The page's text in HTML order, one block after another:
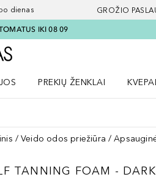
dienas GROŽIO
IKI 08 09
Į Douglas pagrindinį puslapį
PREKIŲ ŽENKLAI
Veido odos priežiūra
TANNING FOAM - DARK